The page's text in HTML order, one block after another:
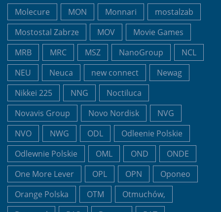
Molecure MON Monnari
mostalzab
Mostostal Zabrze
MOV
Movie Games
MRB
MRC MSZ NanoGroup
NCL
NEU
Neuca new connect
Newag
Nikkei 225
NNG
Noctiluca
Novavis Group
Novo Nordisk
NVG
NVO
NWG ODL
Odleenie Polskie
Odlewnie Polskie
OML OND
ONDE
One More Lever
OPL OPN
Oponeo
Orange Polska
OTM
Otmuchów,